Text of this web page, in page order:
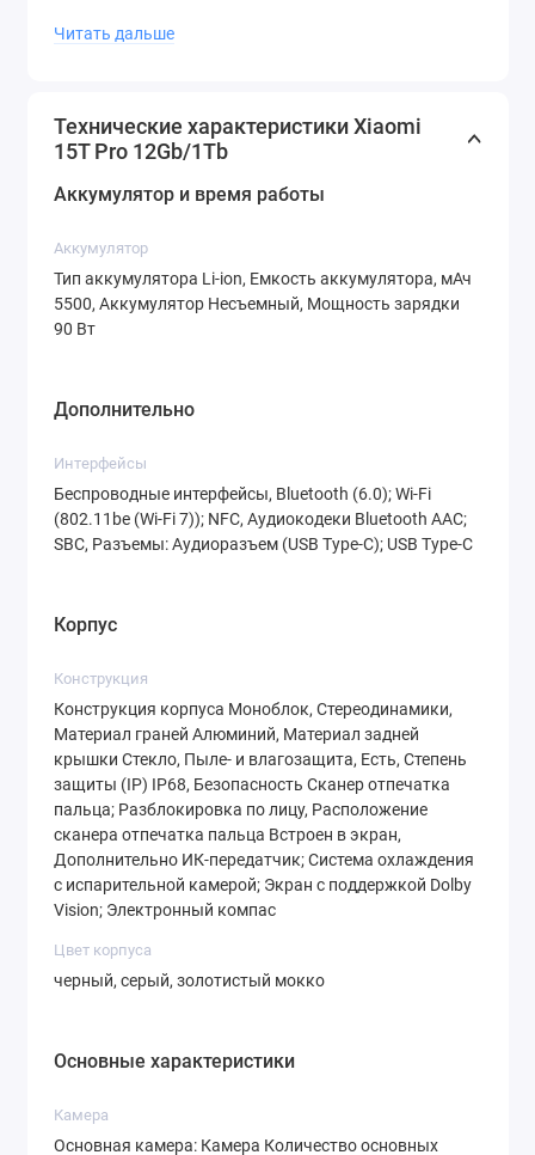
Аппаратная мощь: сердце будущего
самых ожидаемых процессоров года —
тончайшему 3-нм техпроцессу, он
обеспечивает рекордную
производительность при минимальном
энергопотреблении. Максимальная частота
работу любого приложения, будь то
тяжелая игра, монтаж видео или
одновременная работа в десятке окон.
Эта мощь подкреплена оперативной
накопитель UFS 4.1 на 1 Тб — это не просто
огромное пространство для фото, видео и
библиотеки приложений. Это невероятная
скорость записи и чтения данных.
Установка приложений, загрузка уровней в
играх, копирование файлов — все это
происходит в мгновение ока.
Визуальное наслаждение: экран, который
хочется рассматривать
разрешением 1280x2772 пикселей.
Благодаря плотности 447 ppi картинка
невероятно детализированная и четкая. Но
Читать дальше
Технические характеристики Xiaomi
15T Pro 12Gb/1Tb
Аккумулятор и время работы
Аккумулятор
Тип аккумулятора Li-ion, Емкость аккумулятора, мАч
5500, Аккумулятор Несъемный, Мощность зарядки
90 Вт
Дополнительно
Интерфейсы
Беспроводные интерфейсы, Bluetooth (6.0); Wi-Fi
(802.11be (Wi-Fi 7)); NFC, Аудиокодеки Bluetooth AAC;
SBC, Разъемы: Аудиоразъем (USB Type-C); USB Type-C
Корпус
Конструкция
Конструкция корпуса Моноблок, Стереодинамики,
Материал граней Алюминий, Материал задней
крышки Стекло, Пыле- и влагозащита, Есть, Степень
защиты (IP) IP68, Безопасность Сканер отпечатка
пальца; Разблокировка по лицу, Расположение
сканера отпечатка пальца Встроен в экран,
Дополнительно ИК-передатчик; Система охлаждения
с испарительной камерой; Экран с поддержкой Dolby
Vision; Электронный компас
Цвет корпуса
черный, серый, золотистый мокко
Основные характеристики
Камера
Основная камера: Камера Количество основных